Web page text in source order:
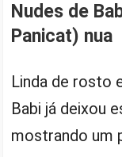
Nudes de
Panicat) nua
Linda de rosto
Babi já deixou
mostrando um